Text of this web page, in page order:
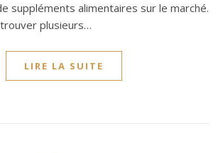
suppléments alimentaires sur le marché.
plusieurs…
LIRE LA SUITE